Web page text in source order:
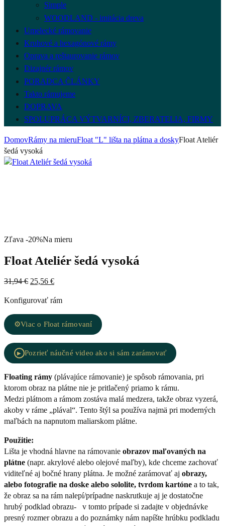
Simple
WOODLAND - imitácia dreva
Umelecké rámovanie
Kruhové a hexagónové rámy
Oprava a reštaurovanie rámov
Dizajnér rámov
PORADCA ČLÁNKY
Takto rámujeme
DOPRAVA
SPOLUPRÁCA VÝTVARNÍCI, ZBERATELIA, FIRMY
DomovRámy na mieruFloat "L" lišta na plátna a doskyFloat Ateliér
šedá vysoká
Zľava -20%Na mieru
Float Ateliér šedá vysoká
31,94€ Pôvodná
bola:
31,94 €.
25,56 €Aktuálna
je:
25,56 €.
Konfigurovať rám
⚙️Viac o Float rámovaní
▶ Pozrieť náučné video ako si sám zarámovať
Floating rámy (plávajúce rámovanie) je spôsob rámovania, pri
ktorom obraz na plátne nie je pritlačený priamo k rámu.
Medzi plátnom a rámom zostáva malá medzera, takže obraz vyzerá,
akoby v ráme „plával“. Tento štýl sa používa najmä pri moderných
maľbách na napnutom maliarskom plátne.
Použitie:
Lišta je vhodná hlavne na rámovanie obrazov maľovaných na
plátne (napr. akrylové alebo olejové maľby), kde chceme zachovať
viditeľné aj bočné hrany plátna. Je možné zarámovať aj obrazy,
alebo fotografie na doske alebo sololite, tvrdom kartóne a to tak,
že obraz sa na rám nalepí/prípadne naskrutkuje aj je dostatočne
hrubý podklad obrazu- v tomto prípade si zadajte v objednávke
presný rozmer obrazu a do poznámky nám napíšte hrúbku podkladu